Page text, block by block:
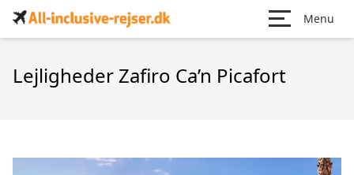
Menu
Lejligheder Zafiro Ca’n Picafort